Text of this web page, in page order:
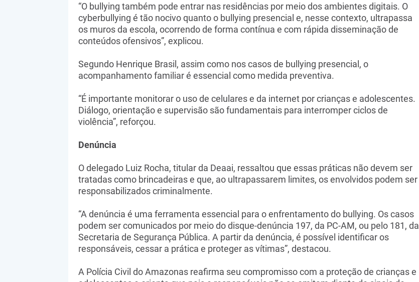
“O bullying também pode entrar nas residências por meio dos ambientes digitais. O
cyberbullying é tão nocivo quanto o bullying presencial e, nesse contexto, ultrapassa
os muros da escola, ocorrendo de forma contínua e com rápida disseminação de
conteúdos ofensivos”, explicou.
Segundo Henrique Brasil, assim como nos casos de bullying presencial, o
acompanhamento familiar é essencial como medida preventiva.
“É importante monitorar o uso de celulares e da internet por crianças e adolescentes.
Diálogo, orientação e supervisão são fundamentais para interromper ciclos de
violência”, reforçou.
Denúncia
O delegado Luiz Rocha, titular da Deaai, ressaltou que essas práticas não devem ser
tratadas como brincadeiras e que, ao ultrapassarem limites, os envolvidos podem ser
responsabilizados criminalmente.
“A denúncia é uma ferramenta essencial para o enfrentamento do bullying. Os casos
podem ser comunicados por meio do disque-denúncia 197, da PC-AM, ou pelo 181, da
Secretaria de Segurança Pública. A partir da denúncia, é possível identificar os
responsáveis, cessar a prática e proteger as vítimas”, destacou.
A Polícia Civil do Amazonas reafirma seu compromisso com a proteção de crianças e